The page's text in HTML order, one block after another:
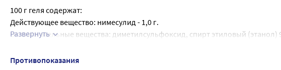
прогрессирование заболевания не влияет.
100 г геля содержат:
Действующее вещество: нимесулид - 1,0 г.
Вспомогательные вещества: диметилсульфоксид, спирт этиловый
Развернуть
Противопоказания